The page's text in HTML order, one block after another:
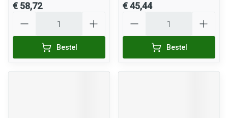
€ 58,72
Bestel
€ 45,44
Bestel